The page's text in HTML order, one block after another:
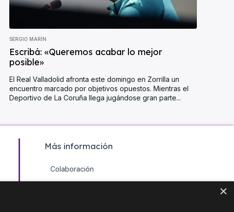
SERGIO MARÍN
Escribá: «Queremos acabar lo mejor
posible»
El Real Valladolid afronta este domingo en Zorrilla un
encuentro marcado por objetivos opuestos. Mientras el
Deportivo de La Coruña llega jugándose gran parte...
Más información
Colaboración
×